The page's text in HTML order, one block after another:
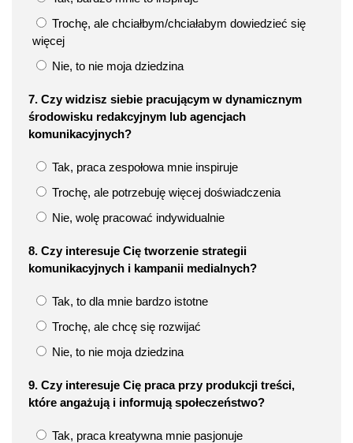
Trochę, ale chciałbym/chciałabym dowiedzieć się
więcej
Nie, to nie moja dziedzina
7. Czy widzisz siebie pracującym w dynamicznym
środowisku redakcyjnym lub agencjach
komunikacyjnych?
Tak, praca zespołowa mnie inspiruje
Trochę, ale potrzebuję więcej doświadczenia
Nie, wolę pracować indywidualnie
8. Czy interesuje Cię tworzenie strategii
komunikacyjnych i kampanii medialnych?
Tak, to dla mnie bardzo istotne
Trochę, ale chcę się rozwijać
Nie, to nie moja dziedzina
9. Czy interesuje Cię praca przy produkcji treści,
które angażują i informują społeczeństwo?
Tak, praca kreatywna mnie pasjonuje